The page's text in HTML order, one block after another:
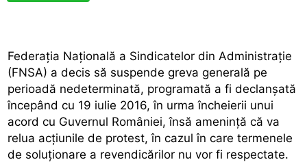
Federația Națională a Sindicatelor din Administrație
(FNSA) a decis să suspende greva generală pe
perioadă nedeterminată, programată a fi declanșată
începând cu 19 iulie 2016, în urma încheierii unui
acord cu Guvernul României, însă amenință că va
relua acțiunile de protest, în cazul în care termenele
de soluționare a revendicărilor nu vor fi respectate.